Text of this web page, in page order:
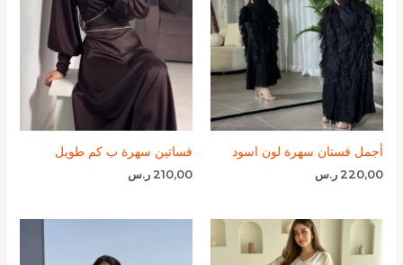
أجمل فستان سهرة لون اسود
220,00 ر.س
فساتين سهرة ب كم طويل
210,00 ر.س